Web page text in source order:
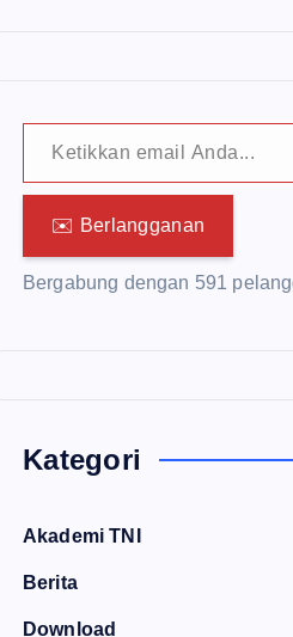
Ketikkan email Anda...
✉️ Berlangganan
Bergabung dengan 591
Kategori
Akademi TNI
Berita
Download